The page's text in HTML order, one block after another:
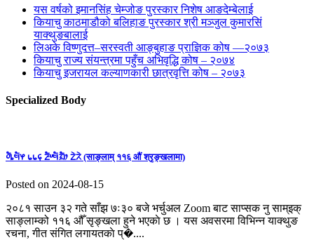
यस वर्षको इमानसिंह चेम्जोङ पुरस्कार निशेष आङदेम्बेलाई
कियाचु काठमाडौको बलिहाङ पुरस्कार श्री मञ्जुल कुमारसिं
याक्थुङबालाई
लिअके विष्णुदत्त–सरस्वती आङ्बुहाङ प्राज्ञिक कोष —२०७३
कियाचु राज्य संयन्त्रमा पहुँच अभिवृद्धि कोष – २०७४
कियाचु इजरायल कल्याणकारी छात्रवृत्ति कोष – २०७३
Specialized Body
ᤛᤠᤱᤗᤠᤶ ᥇᥇᥌ ᤏᤠᤸᤗᤠᤀᤠᤣ ᤁᤧᤖᤧ (साङ्लाम् ११६ औं श्रृङ्खलामा)
Posted on 2024-08-15
२०८१ साउन ३२ गते साँझ ७ः३० बजे भर्चुअल Zoom बाट साप्सक नु साम्इक्
साङ्लाम्को ११६ औँ सृङ्खला हुने भएकाे छ । यस अवसरमा विभिन्न याक्थुङ
रचना, गीत संगित लगायतकाे प्�....